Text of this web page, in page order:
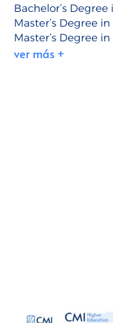
Bachelor’s
Master’s Degree
Master’s Degree
ver más +